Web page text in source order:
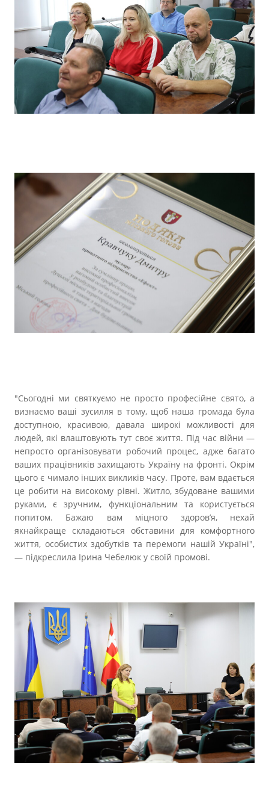
"Сьогодні ми святкуємо не просто професійне свято, а
визнаємо ваші зусилля в тому, щоб наша громада була
доступною, красивою, давала широкі можливості для
людей, які влаштовують тут своє життя. Під час війни —
непросто організовувати робочий процес, адже багато
ваших працівників захищають Україну на фронті. Окрім
цього є чимало інших викликів часу. Проте, вам вдається
це робити на високому рівні. Житло, збудоване вашими
руками, є зручним, функціональним та користується
попитом. Бажаю вам міцного здоров’я, нехай
якнайкраще складаються обставини для комфортного
життя, особистих здобутків та перемоги нашій Україні",
— підкреслила Ірина Чебелюк у своїй промові.